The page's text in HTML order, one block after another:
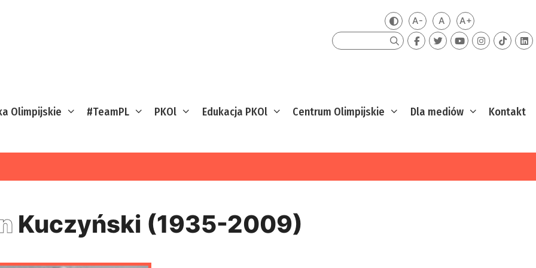
Zmień kontrast
A-Mniejsza czcionka
ADomyślna czcionka
A+Większa
Szukaj
Olimpijskie #TeamPL PKOl Edukacja PKOl Centrum Olimpijskie Dla mediów Kontakt
Kuczyński (1935-2009)